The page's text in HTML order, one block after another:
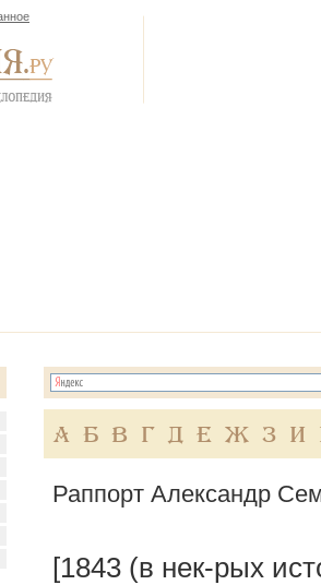
А Б В Г Д Е Ж З И
Раппорт Александр
[1843 (в нек-рых